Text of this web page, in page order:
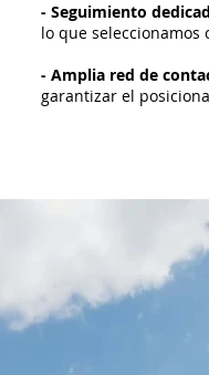
- Seguimiento
lo que
- Amplia red de
garantizar el